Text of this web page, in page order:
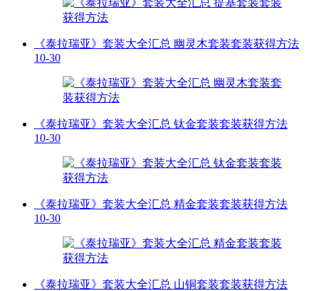
《泰拉瑞亚》套装大全汇总 幽灵木套装套装获得方法
10-30
《泰拉瑞亚》套装大全汇总 钛金套装套装获得方法
10-30
《泰拉瑞亚》套装大全汇总 精金套装套装获得方法
10-30
《泰拉瑞亚》套装大全汇总 山铜套装套装获得方法